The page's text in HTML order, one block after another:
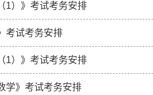
1）》考试考务安排
考试考务安排
1）》考试考务安排
学》考试考务安排